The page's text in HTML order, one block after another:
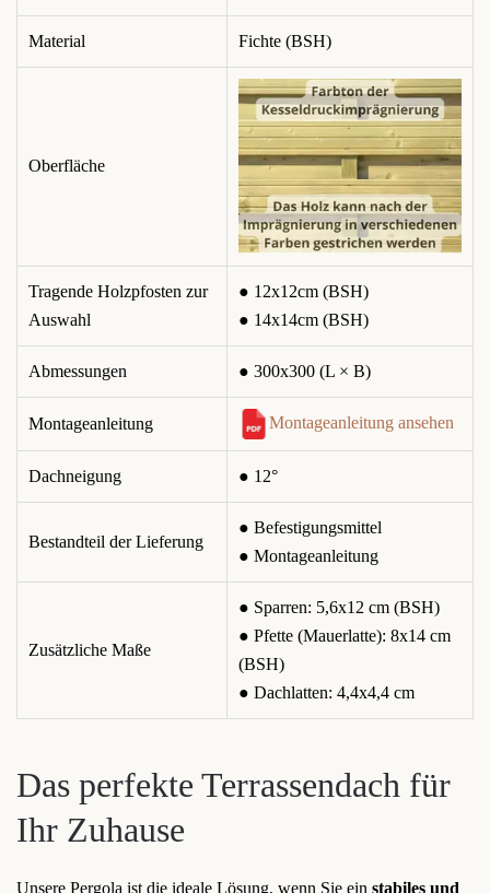
Material Fichte (BSH)
Oberfläche
Tragende Holzpfosten zur
Auswahl
● 12x12cm (BSH)
● 14x14cm (BSH)
Abmessungen ● 300x300 (L × B)
Montageanleitung Montageanleitung ansehen
Dachneigung ● 12°
Bestandteil der Lieferung
● Befestigungsmittel
● Montageanleitung
Zusätzliche Maße
● Sparren: 5,6x12 cm (BSH)
● Pfette (Mauerlatte): 8x14 cm
(BSH)
● Dachlatten: 4,4x4,4 cm
Das perfekte Terrassendach für
Ihr Zuhause
Unsere Pergola ist die ideale Lösung, wenn Sie ein stabiles und